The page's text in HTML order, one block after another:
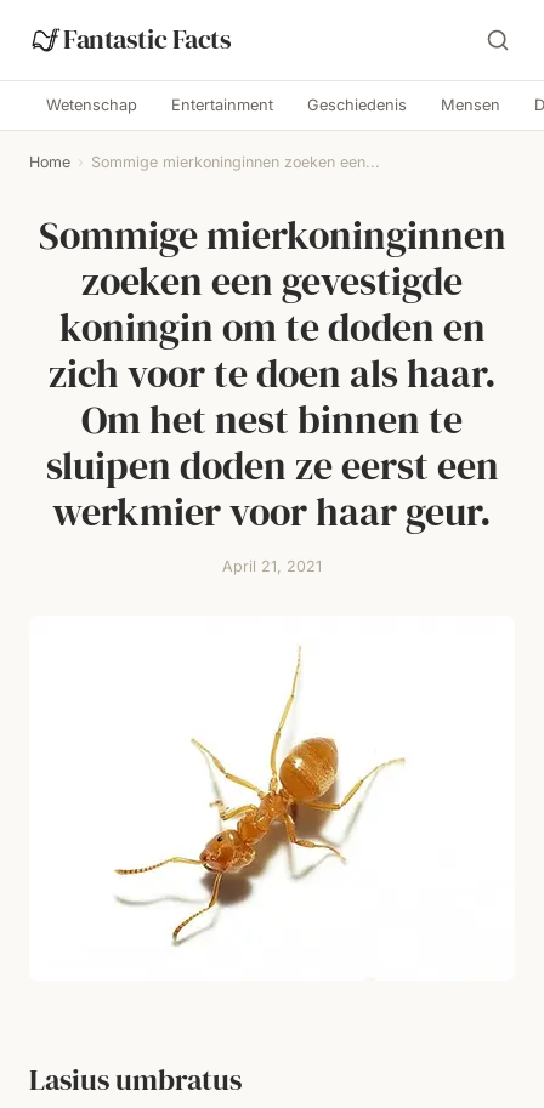
Fantastic Facts
Wetenschap Entertainment Geschiedenis Mensen
Home › Sommige mierkoninginnen zoeken een...
Sommige mierkoninginnen
zoeken een gevestigde
koningin om te doden en
zich voor te doen als haar.
Om het nest binnen te
sluipen doden ze eerst een
werkmier voor haar geur.
April 21, 2021
Lasius umbratus